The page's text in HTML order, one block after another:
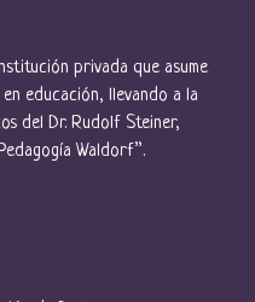
privada que asume
educación, llevando a la
del Dr. Rudolf Steiner,
Waldorf”.